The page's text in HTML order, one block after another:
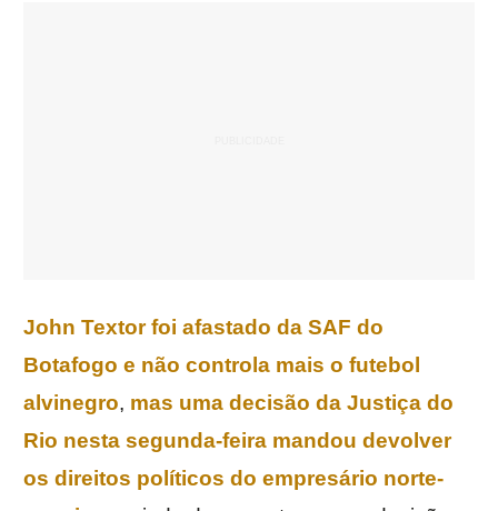
John Textor foi afastado da SAF do
Botafogo e não controla mais o futebol
alvinegro, mas uma decisão da Justiça do
Rio nesta segunda-feira mandou devolver
os direitos políticos do empresário norte-